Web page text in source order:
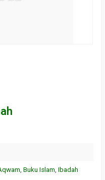
, Buku Islam, Ibadah